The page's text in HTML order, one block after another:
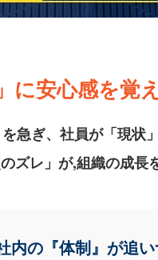
に安心感を覚
急ぎ、社員が「現状
ズレ」が,組織の成長
内の『体制』が追